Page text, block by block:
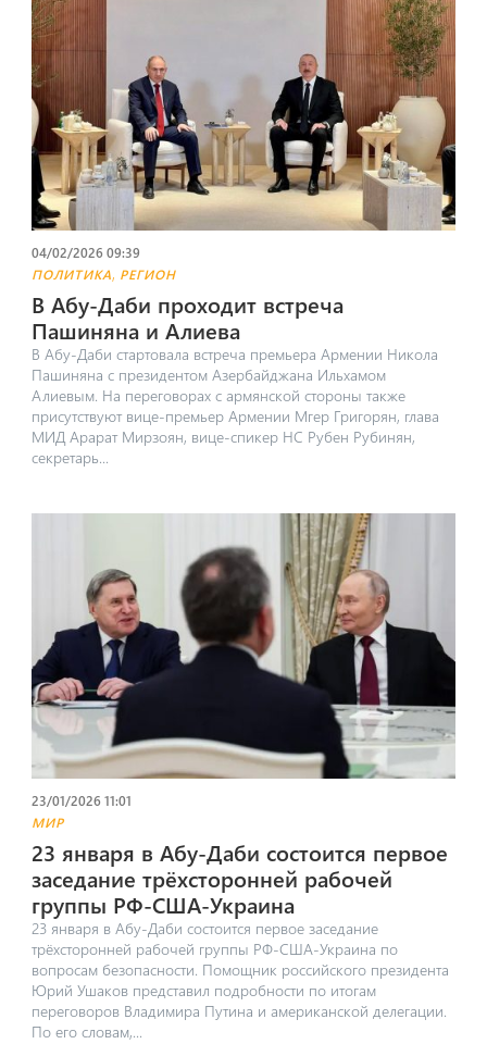
04/02/2026 09:39
ПОЛИТИКА, РЕГИОН
В Абу-Даби проходит встреча
Пашиняна и Алиева
В Абу-Даби стартовала встреча премьера Армении Никола
Пашиняна с президентом Азербайджана Ильхамом
Алиевым. На переговорах с армянской стороны также
присутствуют вице-премьер Армении Мгер Григорян, глава
МИД Арарат Мирзоян, вице-спикер НС Рубен Рубинян,
секретарь...
23/01/2026 11:01
МИР
23 января в Абу-Даби состоится первое
заседание трёхсторонней рабочей
группы РФ-США-Украина
23 января в Абу-Даби состоится первое заседание
трёхсторонней рабочей группы РФ-США-Украина по
вопросам безопасности. Помощник российского президента
Юрий Ушаков представил подробности по итогам
переговоров Владимира Путина и американской делегации.
По его словам,...